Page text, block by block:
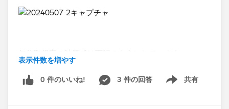
年休取得率の計算式は下記のようにしています。
_年休取得率
表示件数を増やす
0 件のいいね! 3 件の回答 共有
Show menu